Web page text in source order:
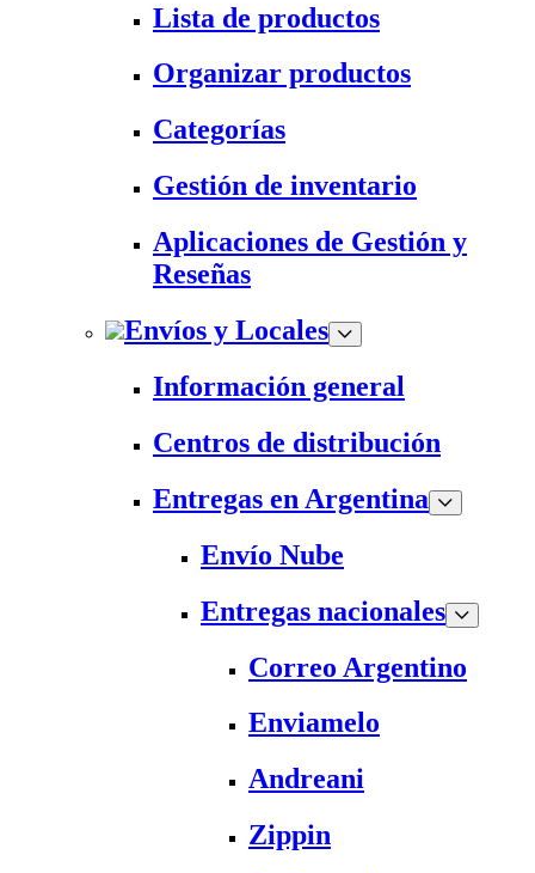
Lista de productos
Organizar productos
Categorías
Gestión de inventario
Aplicaciones de Gestión y
Reseñas
Envíos y Locales
Información general
Centros de distribución
Entregas en Argentina
Envío Nube
Entregas nacionales
Correo Argentino
Enviamelo
Andreani
Zippin